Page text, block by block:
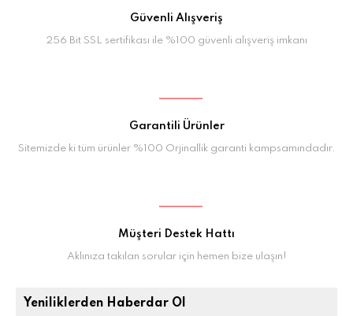
Güvenli Alışveriş
256 Bit SSL sertifikası ile %100 güvenli alışveriş imkanı
Garantili Ürünler
Sitemizde ki tüm ürünler %100 Orjinallik garanti kampsamındadır.
Müşteri Destek Hattı
Aklınıza takılan sorular için hemen bize ulaşın!
Yeniliklerden Haberdar Ol